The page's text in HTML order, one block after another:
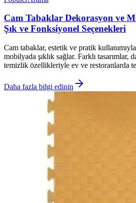
Cam Tabaklar Dekorasyon ve
Şık ve Fonksiyonel Seçenekleri
Cam tabaklar, estetik ve pratik
mobilyada şıklık sağlar. Farklı tasarımlar,
temizlik özellikleriyle ev ve restoranlarda
Daha fazla bilgi edinin